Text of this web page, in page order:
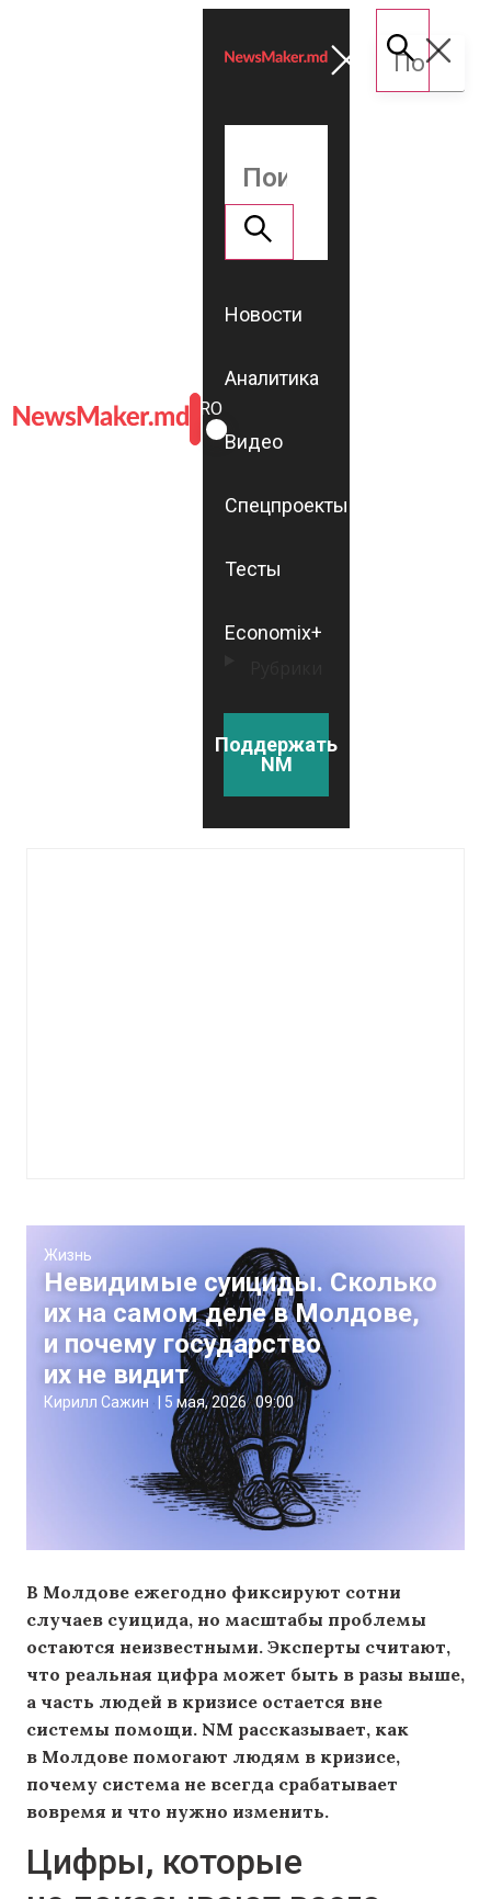
ROMÂNĂ
RU
Новости
Аналитика
Видео
Спецпроекты
Тесты
Economix+
Поддержать
NM
Жизнь
Невидимые суициды. Сколько
их на самом деле в Молдове,
и почему государство
их не видит
Кирилл Сажин 5 мая, 2026 09:00
В Молдове ежегодно фиксируют сотни
случаев суицида, но масштабы проблемы
остаются неизвестными. Эксперты считают,
что реальная цифра может быть в разы выше,
а часть людей в кризисе остается вне
системы помощи. NM рассказывает, как
в Молдове помогают людям в кризисе,
почему система не всегда срабатывает
вовремя и что нужно изменить.
Цифры, которые